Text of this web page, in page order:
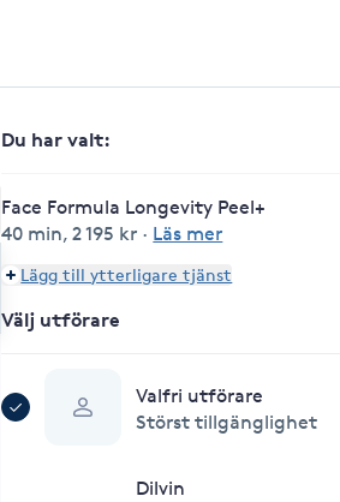
Du har valt:
Face Formula Longevity Peel+
40 min,2 195 kr · Läs mer
Lägg till ytterligare tjänst
Välj utförare
Valfri utförare
Störst tillgänglighet
Dilvin